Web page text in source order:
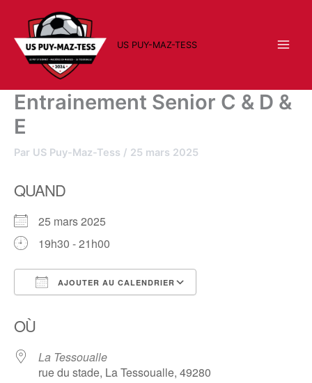
contenu
US PUY-MAZ-TESS
Entrainement Senior C & D &
E
Par US Puy-Maz-Tess / 25 mars 2025
QUAND
25 mars 2025
19h30 - 21h00
AJOUTER AU CALENDRIER
OÙ
La Tessoualle
rue du stade, La Tessoualle, 49280